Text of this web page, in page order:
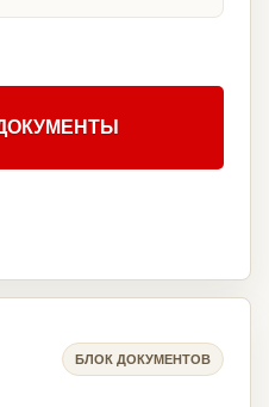
БЛОК ДОКУМЕНТОВ